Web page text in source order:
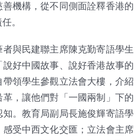
機構，從不同側面詮釋香港的
。
與民建聯主席陳克勤寄語學生
好中國故事、說好香港故事的
領學生參觀立法會大樓，介紹
，讓他們對「一國兩制」下的
。教育局副局長施俊輝寄語學
受中西文化交匯；立法會主席